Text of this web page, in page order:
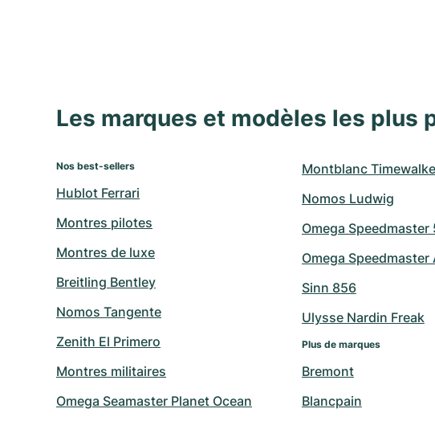
Les marques et modèles les plus
Nos best-sellers
Hublot Ferrari
Montres pilotes
Montres de luxe
Breitling Bentley
Nomos Tangente
Zenith El Primero
Montres militaires
Omega Seamaster Planet Ocean
Montblanc
Nomos Ludwig
Omega Speedmaster
Omega Speedmaster
Sinn 856
Ulysse Nardin Freak
Plus de marques
Bremont
Blancpain